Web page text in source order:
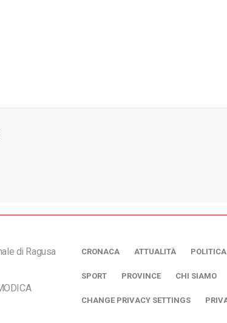
di Ragusa
CRONACA ATTUALITÀ POLITICA
SPORT PROVINCE CHI SIAMO
CHANGE PRIVACY SETTINGS